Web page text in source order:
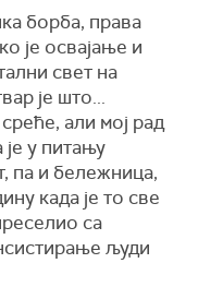
борба, права
је освајање и
свет на
је што...
али мој рад
у питању
па и бележница,
када је то све
са
људи